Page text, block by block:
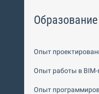
Опыт
Опыт работы в
Опыт